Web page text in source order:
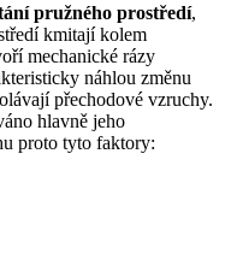
pružného prostředí,
kmitají kolem
mechanické rázy
náhlou změnu
přechodové vzruchy.
hlavně jeho
proto tyto faktory: